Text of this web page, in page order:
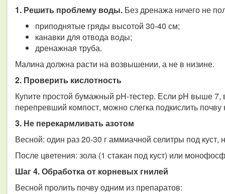
1. Решить проблему воды. Без дренажа ничего не
приподнятые гряды высотой 30-40 см;
канавки для отвода воды;
дренажная труба.
Малина должна расти на возвышении, а не в низине.
2. Проверить кислотность
Купите простой бумажный pH-тестер. Если pH выше 7,
перепревший компост, можно слегка подкислить
3. Не перекармливать азотом
Весной: один раз 20-30 г аммиачной селитры под куст,
После цветения: зола (1 стакан под куст) или
Шаг 4. Обработка от корневых гнилей
Весной пролить почву одним из препаратов: